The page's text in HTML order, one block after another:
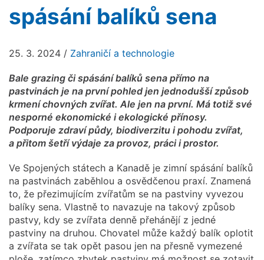
spásání balíků sena
25. 3. 2024 / Zahraničí a technologie
Bale grazing či spásání balíků sena přímo na
pastvinách je na první pohled jen jednodušší způsob
krmení chovných zvířat. Ale jen na první. Má totiž své
nesporné ekonomické i ekologické přínosy.
Podporuje zdraví půdy, biodiverzitu i pohodu zvířat,
a přitom šetří výdaje za provoz, práci i prostor.
Ve Spojených státech a Kanadě je zimní spásání balíků
na pastvinách zaběhlou a osvědčenou praxí. Znamená
to, že přezimujícím zvířatům se na pastviny vyvezou
balíky sena. Vlastně to navazuje na takový způsob
pastvy, kdy se zvířata denně přehánějí z jedné
pastviny na druhou. Chovatel může každý balík oplotit
a zvířata se tak opět pasou jen na přesně vymezené